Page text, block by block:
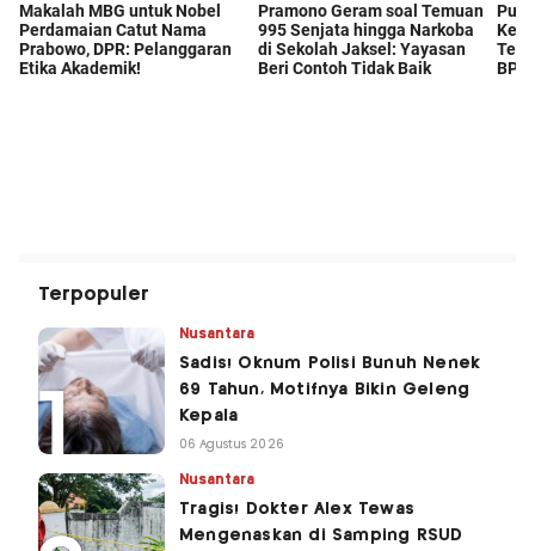
Terpopuler
Nusantara
Sadis! Oknum Polisi Bunuh Nenek
69 Tahun, Motifnya Bikin Geleng
Kepala
06 Agustus 2026
Nusantara
Tragis! Dokter Alex Tewas
Mengenaskan di Samping RSUD